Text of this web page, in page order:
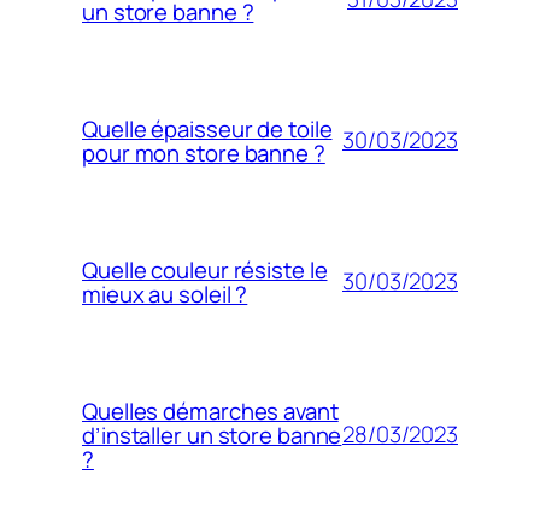
un store banne ?
Quelle épaisseur de toile
pour mon store banne ? 30/03/2023
Quelle couleur résiste le
mieux au soleil ? 30/03/2023
Quelles démarches avant
d’installer un store banne
?
28/03/2023